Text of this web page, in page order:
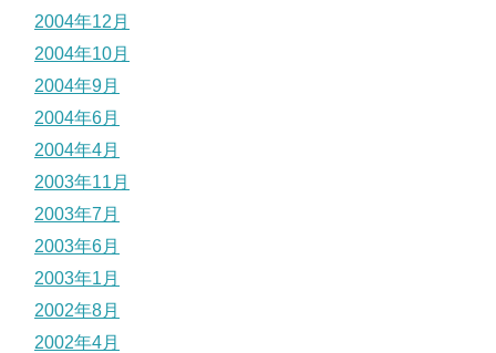
2004年12月
2004年10月
2004年9月
2004年6月
2004年4月
2003年11月
2003年7月
2003年6月
2003年1月
2002年8月
2002年4月